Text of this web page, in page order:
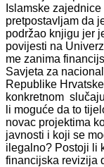
Islamske
pretpostavljam da
podržao knjigu jer
povijesti na
me zanima
Savjeta za
Republike
konkretnom
li moguće da to
novac projektima
javnosti i koji se
ilegalno? Postoji li
financijska revizija